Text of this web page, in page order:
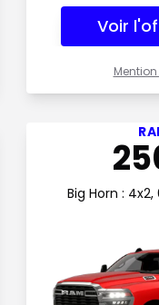
Voir
Voir l'offre
Big Horn :